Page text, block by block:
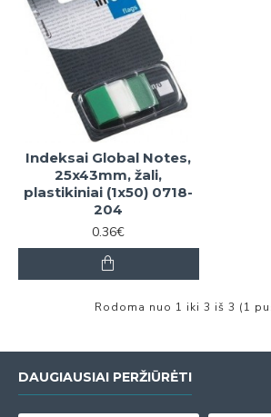
Indeksai Global Notes,
25x43mm, žali,
plastikiniai (1x50) 0718-
204
0.36€
Rodoma nuo 1 iki 3 iš 3 (1
DAUGIAUSIAI PERŽIŪRĖTI